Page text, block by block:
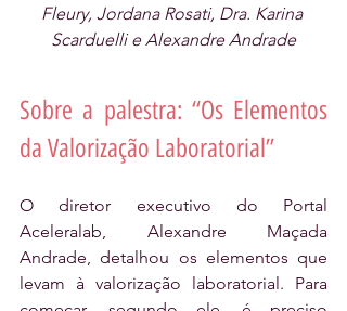
Fleury, Jordana Rosati, Dra. Karina
Scarduelli e Alexandre Andrade
Sobre a palestra: “Os Elementos
da Valorização Laboratorial”
O diretor executivo do Portal
Aceleralab, Alexandre Maçada
Andrade, detalhou os elementos que
levam à valorização laboratorial. Para